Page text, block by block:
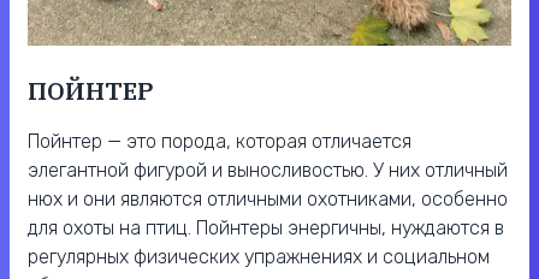
ПОЙНТЕР
Пойнтер — это порода, которая отличается
элегантной фигурой и выносливостью. У них отличный
нюх и они являются отличными охотниками, особенно
для охоты на птиц. Пойнтеры энергичны, нуждаются в
регулярных физических упражнениях и социальном